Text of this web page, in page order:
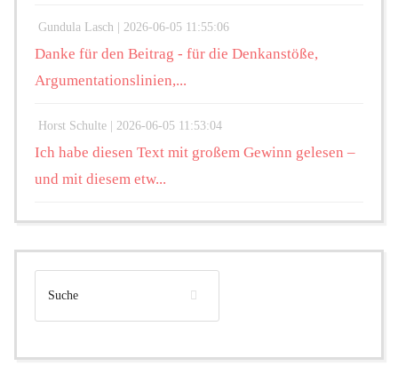
Gundula Lasch | 2026-06-05 11:55:06
Danke für den Beitrag - für die Denkanstöße,
Argumentationslinien,...
Horst Schulte | 2026-06-05 11:53:04
Ich habe diesen Text mit großem Gewinn gelesen –
und mit diesem etw...